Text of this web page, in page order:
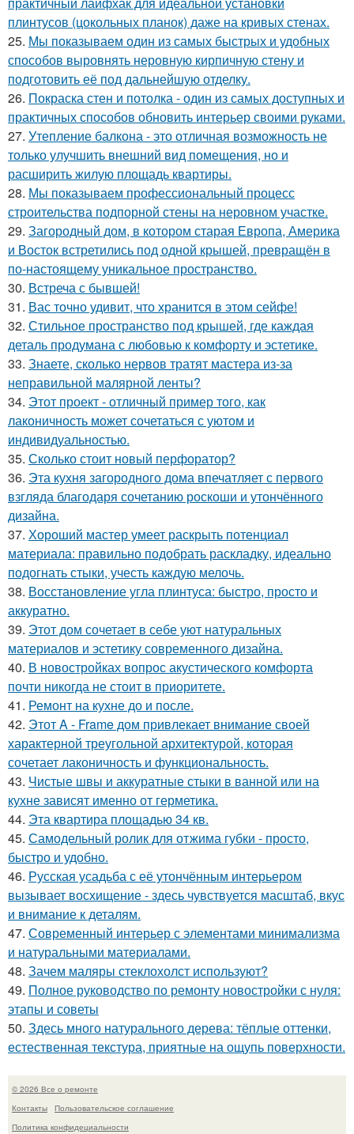
плинтусов (цокольных планок) даже на кривых стенах.
25. Мы показываем один из самых быстрых и удобных
способов выровнять неровную кирпичную стену и
подготовить её под дальнейшую отделку.
26. Покраска стен и потолка - один из самых доступных и
практичных способов обновить интерьер своими руками.
27. Утепление балкона - это отличная возможность не
только улучшить внешний вид помещения, но и
расширить жилую площадь квартиры.
28. Мы показываем профессиональный процесс
строительства подпорной стены на неровном участке.
29. Загородный дом, в котором старая Европа, Америка
и Восток встретились под одной крышей, превращён в
по-настоящему уникальное пространство.
30. Встреча с бывшей!
31. Вас точно удивит, что хранится в этом сейфе!
32. Стильное пространство под крышей, где каждая
деталь продумана с любовью к комфорту и эстетике.
33. Знаете, сколько нервов тратят мастера из-за
неправильной малярной ленты?
34. Этот проект - отличный пример того, как
лаконичность может сочетаться с уютом и
индивидуальностью.
35. Сколько стоит новый перфоратор?
36. Эта кухня загородного дома впечатляет с первого
взгляда благодаря сочетанию роскоши и утончённого
дизайна.
37. Хороший мастер умеет раскрыть потенциал
материала: правильно подобрать раскладку, идеально
подогнать стыки, учесть каждую мелочь.
38. Восстановление угла плинтуса: быстро, просто и
аккуратно.
39. Этот дом сочетает в себе уют натуральных
материалов и эстетику современного дизайна.
40. В новостройках вопрос акустического комфорта
почти никогда не стоит в приоритете.
41. Ремонт на кухне до и после.
42. Этот A - Frame дом привлекает внимание своей
характерной треугольной архитектурой, которая
сочетает лаконичность и функциональность.
43. Чистые швы и аккуратные стыки в ванной или на
кухне зависят именно от герметика.
44. Эта квартира площадью 34 кв.
45. Самодельный ролик для отжима губки - просто,
быстро и удобно.
46. Русская усадьба с её утончённым интерьером
вызывает восхищение - здесь чувствуется масштаб, вкус
и внимание к деталям.
47. Современный интерьер с элементами минимализма
и натуральными материалами.
48. Зачем маляры стеклохолст используют?
49. Полное руководство по ремонту новостройки с нуля:
этапы и советы
50. Здесь много натурального дерева: тёплые оттенки,
естественная текстура, приятные на ощупь поверхности.
© 2026 Все о ремонте
Контакты
Пользовательское соглашение
Политика конфидециальности